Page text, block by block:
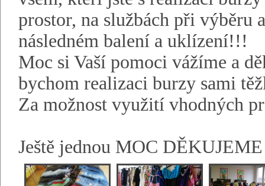
prostor, na službách při výběru
následném balení a uklízení!!!
Moc si Vaší pomoci vážíme a
bychom realizaci burzy sami
Za možnost využití vhodných
Ještě jednou MOC